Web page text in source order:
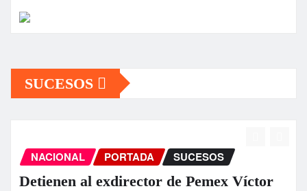
SUCESOS
NACIONAL PORTADA SUCESOS
Detienen al exdirector de Pemex Víctor